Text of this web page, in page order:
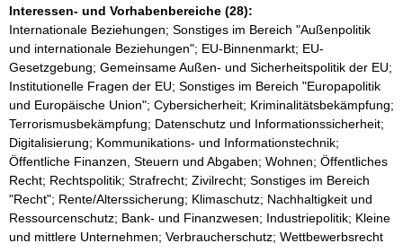
Interessen- und Vorhabenbereiche (28):
Internationale Beziehungen; Sonstiges im Bereich "Außenpolitik
und internationale Beziehungen"; EU-Binnenmarkt; EU-
Gesetzgebung; Gemeinsame Außen- und Sicherheitspolitik der EU;
Institutionelle Fragen der EU; Sonstiges im Bereich "Europapolitik
und Europäische Union"; Cybersicherheit; Kriminalitätsbekämpfung;
Terrorismusbekämpfung; Datenschutz und Informationssicherheit;
Digitalisierung; Kommunikations- und Informationstechnik;
Öffentliche Finanzen, Steuern und Abgaben; Wohnen; Öffentliches
Recht; Rechtspolitik; Strafrecht; Zivilrecht; Sonstiges im Bereich
"Recht"; Rente/Alterssicherung; Klimaschutz; Nachhaltigkeit und
Ressourcenschutz; Bank- und Finanzwesen; Industriepolitik; Kleine
und mittlere Unternehmen; Verbraucherschutz; Wettbewerbsrecht